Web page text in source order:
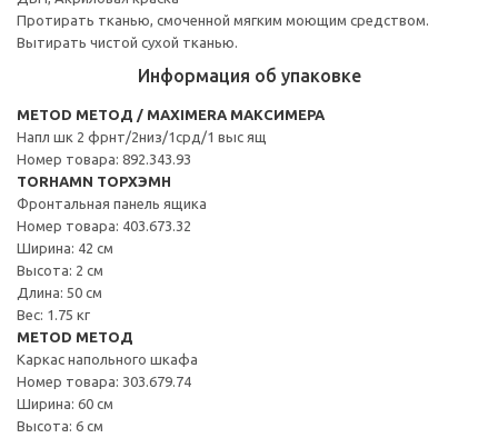
Протирать тканью, смоченной мягким моющим средством.
Вытирать чистой сухой тканью.
Информация об упаковке
METOD МЕТОД / MAXIMERA МАКСИМЕРА
Напл шк 2 фрнт/2низ/1срд/1 выс ящ
Номер товара: 892.343.93
TORHAMN ТОРХЭМН
Фронтальная панель ящика
Номер товара: 403.673.32
Ширина: 42 см
Высота: 2 см
Длина: 50 см
Вес: 1.75 кг
METOD МЕТОД
Каркас напольного шкафа
Номер товара: 303.679.74
Ширина: 60 см
Высота: 6 см